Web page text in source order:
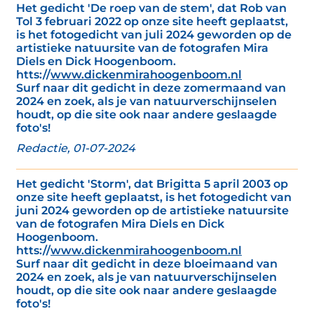
Het gedicht 'De roep van de stem', dat Rob van
Tol 3 februari 2022 op onze site heeft geplaatst,
is het fotogedicht van juli 2024 geworden op de
artistieke natuursite van de fotografen Mira
Diels en Dick Hoogenboom.
htts://www.dickenmirahoogenboom.nl
Surf naar dit gedicht in deze zomermaand van
2024 en zoek, als je van natuurverschijnselen
houdt, op die site ook naar andere geslaagde
foto's!
Redactie, 01-07-2024
Het gedicht 'Storm', dat Brigitta 5 april 2003 op
onze site heeft geplaatst, is het fotogedicht van
juni 2024 geworden op de artistieke natuursite
van de fotografen Mira Diels en Dick
Hoogenboom.
htts://www.dickenmirahoogenboom.nl
Surf naar dit gedicht in deze bloeimaand van
2024 en zoek, als je van natuurverschijnselen
houdt, op die site ook naar andere geslaagde
foto's!